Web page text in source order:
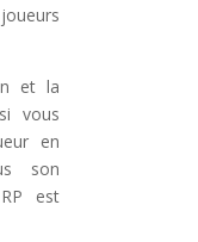
et la
vous
en
son
est